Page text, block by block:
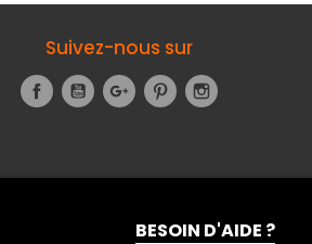
Suivez-nous sur
Facebook
YouTubeGoogle+PinterestInstagram
BESOIN D'AIDE ?